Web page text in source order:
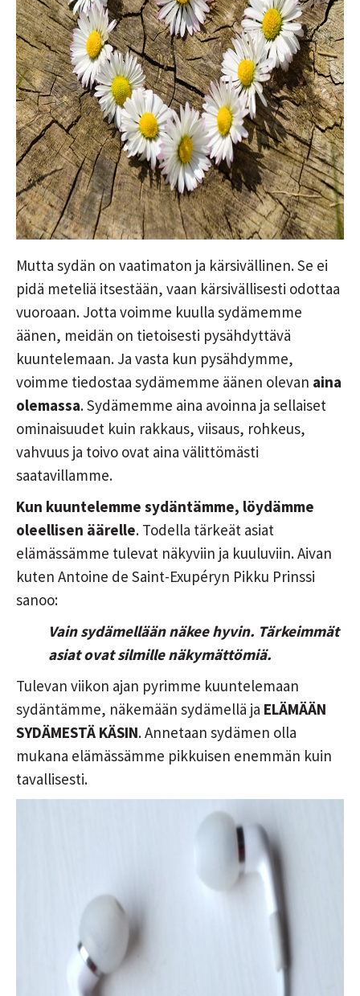
Mutta sydän on vaatimaton ja kärsivällinen. Se ei
pidä meteliä itsestään, vaan kärsivällisesti odottaa
vuoroaan. Jotta voimme kuulla sydämemme
äänen, meidän on tietoisesti pysähdyttävä
kuuntelemaan. Ja vasta kun pysähdymme,
voimme tiedostaa sydämemme äänen olevan aina
olemassa. Sydämemme aina avoinna ja sellaiset
ominaisuudet kuin rakkaus, viisaus, rohkeus,
vahvuus ja toivo ovat aina välittömästi
saatavillamme.
Kun kuuntelemme sydäntämme, löydämme
oleellisen äärelle. Todella tärkeät asiat
elämässämme tulevat näkyviin ja kuuluviin. Aivan
kuten Antoine de Saint-Exupéryn Pikku Prinssi
sanoo:
Vain sydämellään näkee hyvin. Tärkeimmät
asiat ovat silmille näkymättömiä.
Tulevan viikon ajan pyrimme kuuntelemaan
sydäntämme, näkemään sydämellä ja ELÄMÄÄN
SYDÄMESTÄ KÄSIN. Annetaan sydämen olla
mukana elämässämme pikkuisen enemmän kuin
tavallisesti.